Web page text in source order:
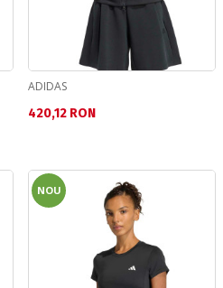
ADIDAS
Текуща цена:
420,12 RON
NOU